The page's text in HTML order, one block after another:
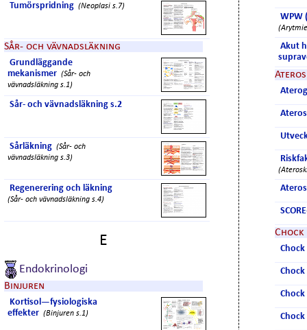
Tumörspridning (Neoplasi s.7)
Sår- och vävnadsläkning
Grundläggande
mekanismer (Sår- och
vävnadsläkning s.1)
Sår- och vävnadsläkning s.2
Sårläkning (Sår- och
vävnadsläkning s.3)
Regenerering och läkning
(Sår- och vävnadsläkning s.4)
E
Endokrinologi
Binjuren
Kortisol—fysiologiska
effekter (Binjuren s.1)
WPW
Akut
Chock
Chock
Chock
Chock
Chock